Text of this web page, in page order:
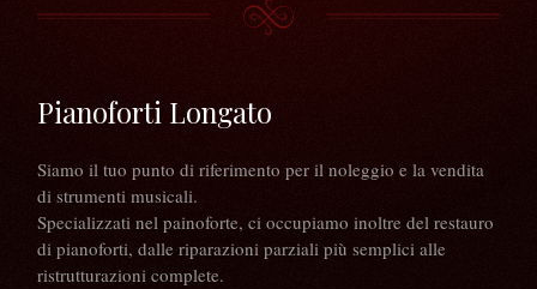
Pianoforti Longato
Siamo il tuo punto di riferimento per il noleggio e la vendita
di strumenti musicali.
Specializzati nel painoforte, ci occupiamo inoltre del restauro
di pianoforti, dalle riparazioni parziali più semplici alle
ristrutturazioni complete.